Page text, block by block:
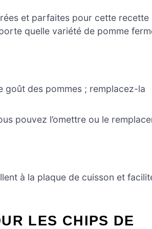
et parfaites pour cette recette
quelle variété de pomme
goût des pommes ; remplacez-la
pouvez l’omettre ou le
à la plaque de cuisson et
LES CHIPS DE